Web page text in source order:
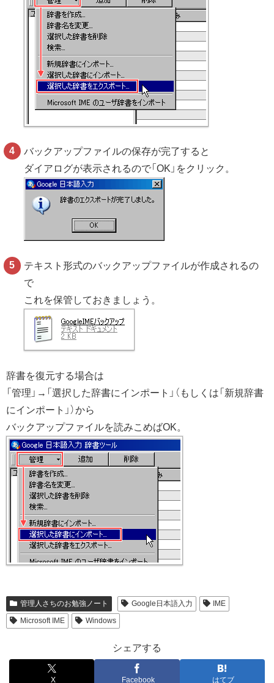
バックアップファイルの保存が完了すると
ダイアログが表示されるので「OK」をクリック。
テキスト形式のバックアップファイルが作成されるの
で
これを保管しておきましょう。
辞書を復元する場合は
「管理」→「選択した辞書にインポート」（もしくは「新規辞書
にインポート」）から
バックアップファイルを読みこめばOK。
管理人さちのお勉強ノート Google日本語入力
IME
Microsoft IME
Windows
シェアする
X Facebook はてブ